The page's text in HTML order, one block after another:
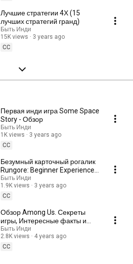
Лучшие стратегии 4Х (15
лучших стратегий гранд)
Быть Инди
15K views
3 years ago
CC
Первая инди игра Some Space
Story - Обзор
Быть Инди
1K views
3 years ago
CC
Безумный карточный рогалик
Rungore: Beginner Experience -
Обзор
Быть Инди
1.9K views
3 years ago
CC
Обзор Among Us. Секреты
игры, Интересные факты и
Пасхалки Амонг Ас.
Быть Инди
2.8K views
4 years ago
CC